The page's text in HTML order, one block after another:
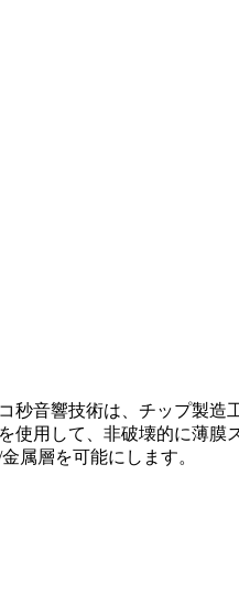
秒音響技術は、チップ製造
使用して、非破壊的に薄膜
属層を可能にします。